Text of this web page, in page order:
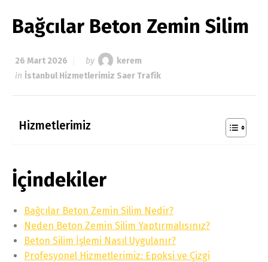
Bağcılar Beton Zemin Silim
26 Mart 2026 by
kerem
in İstanbul Hizmetlerimiz Saer Trafik
Hizmetlerimiz
İçindekiler
Bağcılar Beton Zemin Silim Nedir?
Neden Beton Zemin Silim Yaptırmalısınız?
Beton Silim İşlemi Nasıl Uygulanır?
Profesyonel Hizmetlerimiz: Epoksi ve Çizgi